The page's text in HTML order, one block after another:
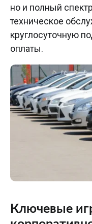
но и полный
техническое
круглосуточную
оплаты.
Ключевые